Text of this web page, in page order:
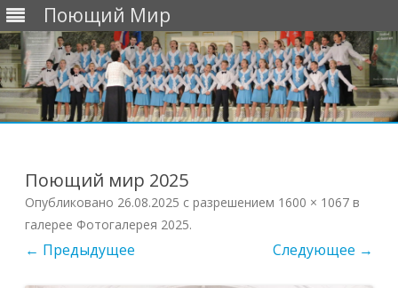
Поющий Мир
Поющий мир 2025
Опубликовано 26.08.2025 с разрешением 1600 × 1067 в
галерее Фотогалерея 2025.
← Предыдущее Следующее →